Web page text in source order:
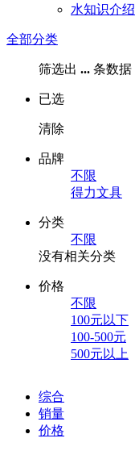
水知识介绍
全部分类
筛选出 ... 条数据
已选
清除
品牌
不限
得力文具
分类
不限
没有相关分类
价格
不限
100元以下
100-500元
500元以上
综合
销量
价格